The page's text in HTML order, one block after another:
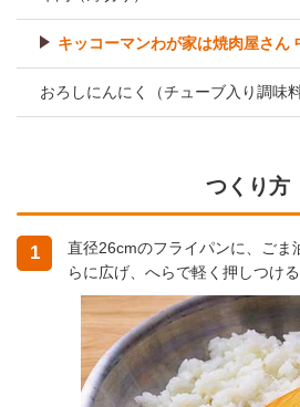
キッコーマンわが家は焼肉屋さん
おろしにんにく（チューブ入り調味料
つくり方
1
直径26cmのフライパンに、ごま
らに広げ、へらで軽く押しつける